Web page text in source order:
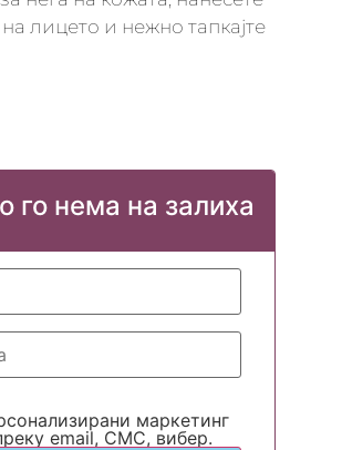
лицето и нежно тапкајте
го нема на залиха
маркетинг
email, СМС, вибер.